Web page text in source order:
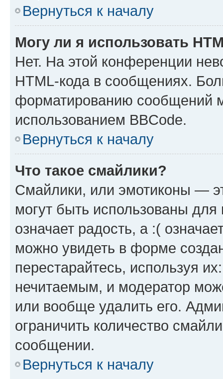
Вернуться к началу
Могу ли я использовать
Нет. На этой конференции
HTML-кода в сообщениях.
форматированию сообщений
использованием BBCode.
Вернуться к началу
Что такое смайлики?
Смайлики, или эмотиконы —
могут быть использованы
означает радость, а :(
можно увидеть в форме
перестарайтесь, используя
нечитаемым, и модератор
или вообще удалить его.
ограничить количество
сообщении.
Вернуться к началу